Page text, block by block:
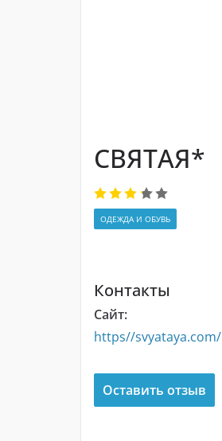
СВЯТАЯ*
ОДЕЖДА И ОБУВЬ
Контакты
Сайт:
https//svyataya.com/
Оставить отзыв